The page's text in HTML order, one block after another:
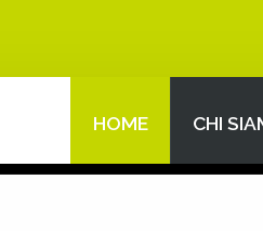
Search
HOME CHI